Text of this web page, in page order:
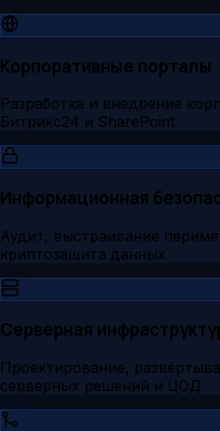
Корпоративные порталы
Разработка и внедрение
Битрикс24 и SharePoint
Информационная
Аудит, выстраивание
криптозащита данных
Серверная
Проектирование,
серверных решений и ЦОД